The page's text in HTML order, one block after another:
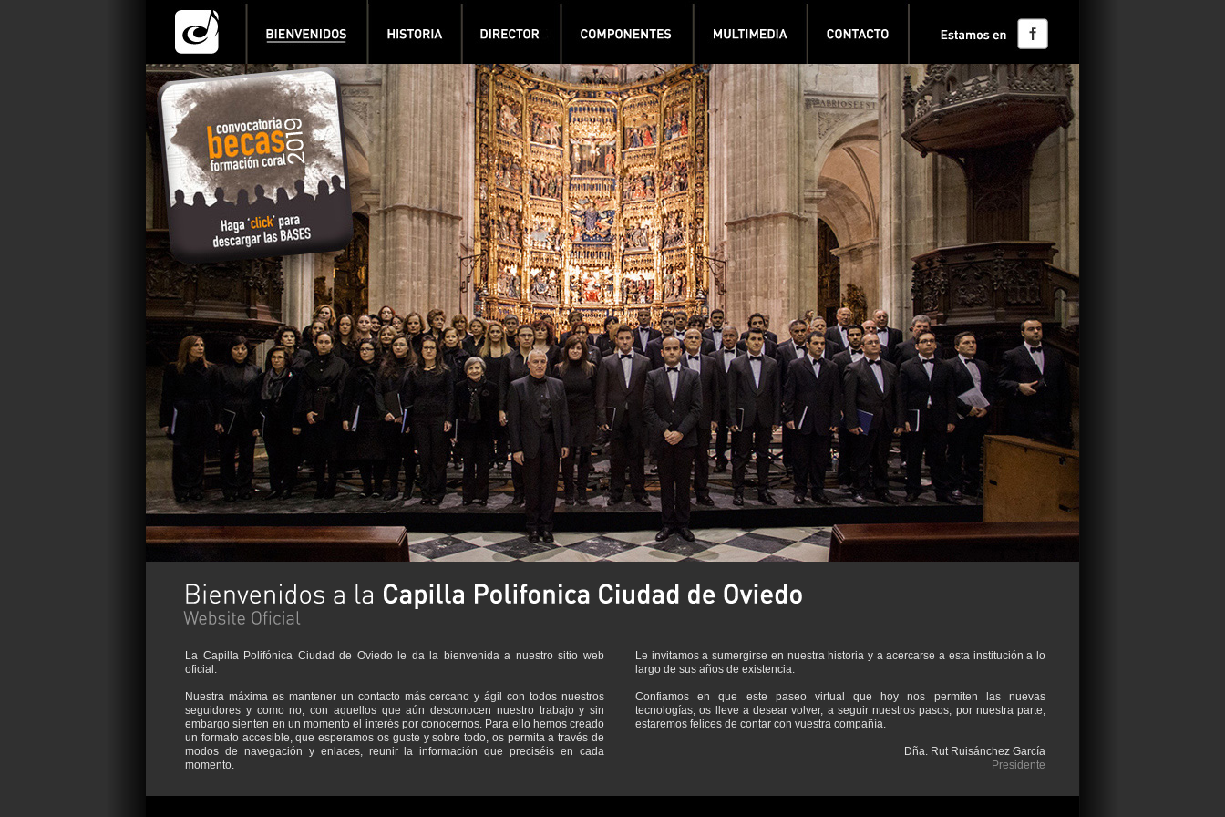
La Capilla Polifónica Ciudad de Oviedo le da la bienvenida a nuestro sitio web
oficial.
Nuestra máxima es mantener un contacto más cercano y ágil con todos nuestros
seguidores y como no, con aquellos que aún desconocen nuestro trabajo y sin
embargo sienten en un momento el interés por conocernos. Para ello hemos creado
un formato accesible, que esperamos os guste y sobre todo, os permita a través de
modos de navegación y enlaces, reunir la información que preciséis en cada
momento.
Le invitamos a sumergirse en nuestra historia y a acercarse a esta institución a lo
largo de sus años de existencia.
Confiamos en que este paseo virtual que hoy nos permiten las nuevas
tecnologías, os lleve a desear volver, a seguir nuestros pasos, por nuestra parte,
estaremos felices de contar con vuestra compañía.
Dña. Rut Ruisánchez García
Presidente